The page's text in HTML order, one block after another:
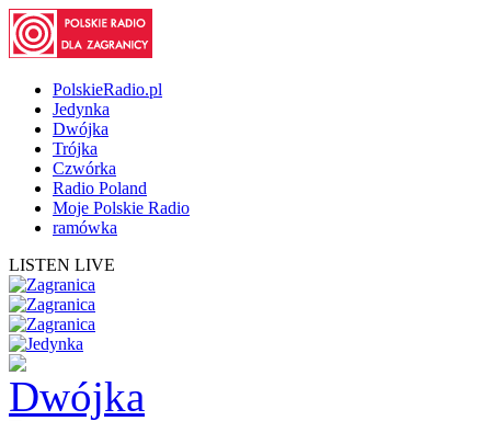
PolskieRadio.pl
Jedynka
Dwójka
Trójka
Czwórka
Radio Poland
Moje Polskie Radio
ramówka
LISTEN LIVE